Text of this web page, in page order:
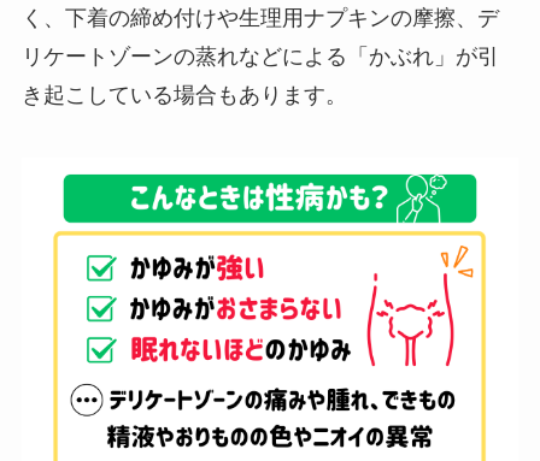
く、下着の締め付けや生理用ナプキンの摩擦、デ
リケートゾーンの蒸れなどによる「かぶれ」が引
き起こしている場合もあります。